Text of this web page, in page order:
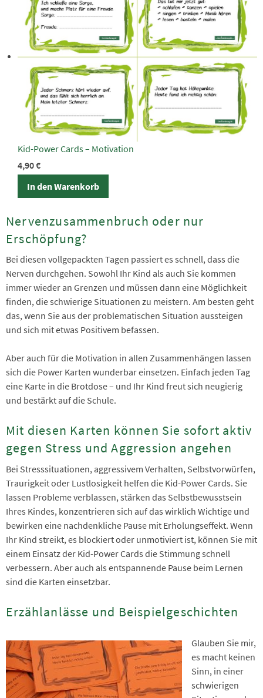
Kid-Power Cards – Motivation
4,90€
In den Warenkorb
Nervenzusammenbruch oder nur
Erschöpfung?
Bei diesen vollgepackten Tagen passiert es schnell, dass die
Nerven durchgehen. Sowohl Ihr Kind als auch Sie kommen
immer wieder an Grenzen und müssen dann eine Möglichkeit
finden, die schwierige Situationen zu meistern. Am besten geht
das, wenn Sie aus der problematischen Situation aussteigen
und sich mit etwas Positivem befassen.
Aber auch für die Motivation in allen Zusammenhängen lassen
sich die Power Karten wunderbar einsetzen. Einfach jeden Tag
eine Karte in die Brotdose – und Ihr Kind freut sich neugierig
und bestärkt auf die Schule.
Mit diesen Karten können Sie sofort aktiv
gegen Stress und Aggression angehen
Bei Stresssituationen, aggressivem Verhalten, Selbstvorwürfen,
Traurigkeit oder Lustlosigkeit helfen die Kid-Power Cards. Sie
lassen Probleme verblassen, stärken das Selbstbewusstsein
Ihres Kindes, konzentrieren sich auf das wirklich Wichtige und
bewirken eine nachdenkliche Pause mit Erholungseffekt. Wenn
Ihr Kind streikt, es blockiert oder unmotiviert ist, können Sie mit
einem Einsatz der Kid-Power Cards die Stimmung schnell
verbessern. Aber auch als entspannende Pause beim Lernen
sind die Karten einsetzbar.
Erzählanlässe und Beispielgeschichten
Glauben Sie mir,
es macht keinen
Sinn, in einer
schwierigen